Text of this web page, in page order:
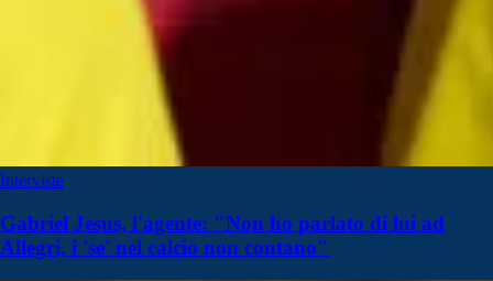
Interviste
Gabriel Jesus, l'agente: "Non ho parlato di lui ad
Allegri, i 'se' nel calcio non contano"